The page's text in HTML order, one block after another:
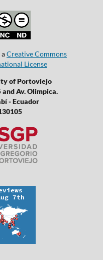
Creative Commons
License
of Portoviejo
Av. Olimpica.
- Ecuador